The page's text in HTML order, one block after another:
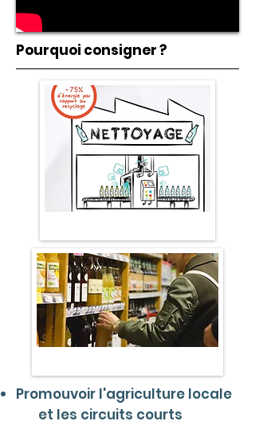
Pourquoi consigner ?
Promouvoir l'agriculture locale
et les circuits courts